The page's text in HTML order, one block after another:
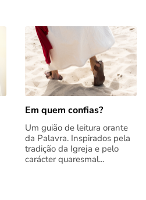
Em quem confias?
Um guião de leitura orante
da Palavra. Inspirados pela
tradição da Igreja e pelo
carácter quaresmal...